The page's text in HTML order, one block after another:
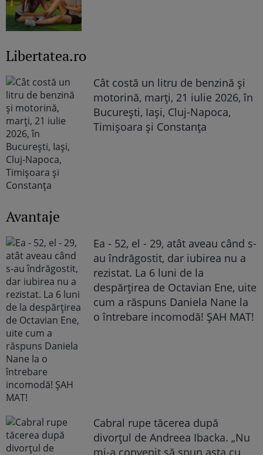
Libertatea.ro
Cât costă un litru de benzină și
motorină, marți, 21 iulie 2026, în
București, Iași, Cluj-Napoca,
Timișoara și Constanța
Avantaje
Ea - 52, el - 29, atât aveau când s-
au îndrăgostit, dar iubirea nu a
rezistat. La 6 luni de la
despărțirea de Octavian Ene, uite
cum a răspuns Daniela Nane la
o întrebare incomodă! ȘAH MAT!
Cabral rupe tăcerea după
divorțul de Andreea Ibacka. „Nu